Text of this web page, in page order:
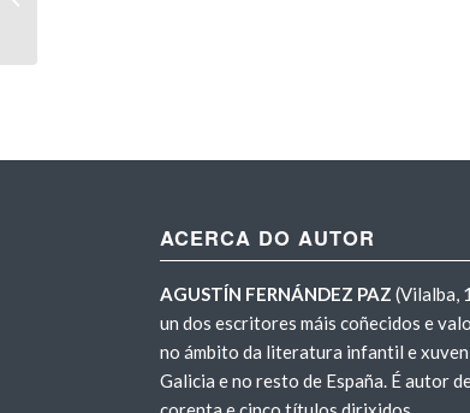
ACERCA DO AUTOR
AGUSTÍN FERNÁNDEZ PAZ (Vilalba,
un dos escritores máis coñecidos e
no ámbito da literatura infantil e
Galicia e no resto de España. É autor